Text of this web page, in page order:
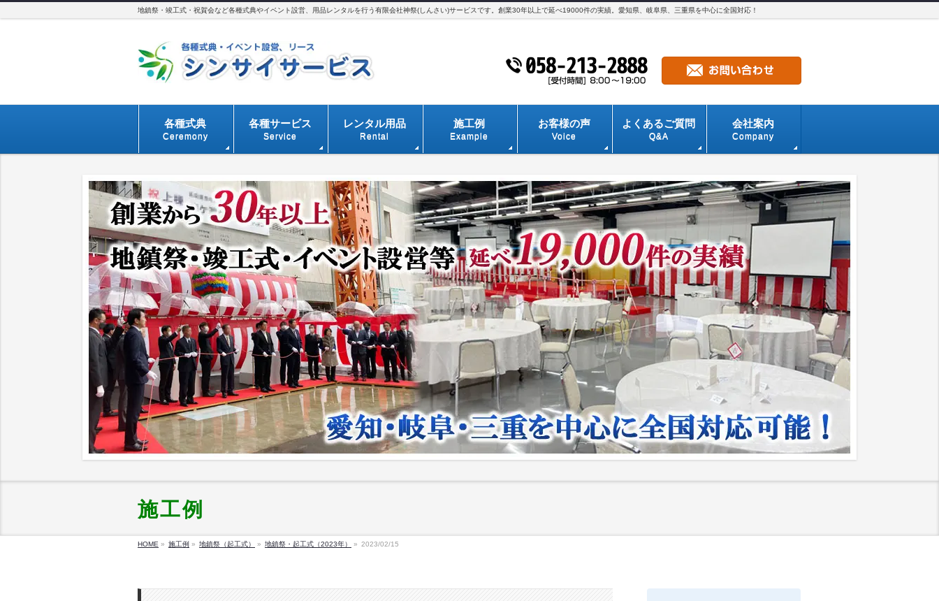
地鎮祭・竣工式・祝賀会など各種式典やイベント設営、用品レンタルを行う有限会社神祭(しんさい)サービスです。創業30年以上で延べ19000件の実績。愛知県、岐阜県、三重県を中心に全国対応！
各種式典
Ceremony
各種サービス
Service
レンタル用品
Rental
施工例
Example
お客様の声
Voice
よくあるご質問
Q&A
会社案内
Company
施工例
HOME » 施工例 » 地鎮祭（起工式） » 地鎮祭・起工式（2023年） » 2023/02/15